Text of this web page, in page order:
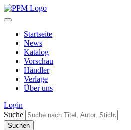
Startseite
News
Katalog
Vorschau
Händler
Verlage
Über uns
Login
Suche